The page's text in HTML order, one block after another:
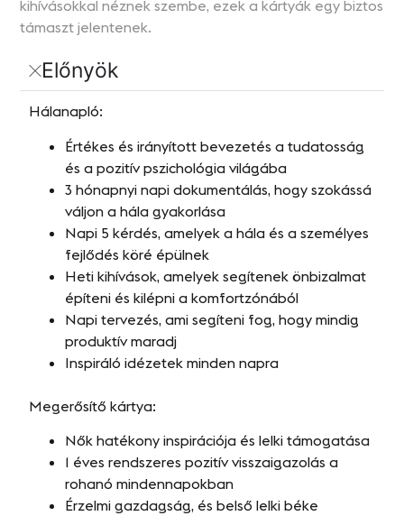
kihívásokkal néznek szembe, ezek a kártyák egy biztos
támaszt jelentenek.
Előnyök
Hálanapló:
Értékes és irányított bevezetés a tudatosság
és a pozitív pszichológia világába
3 hónapnyi napi dokumentálás, hogy szokássá
váljon a hála gyakorlása
Napi 5 kérdés, amelyek a hála és a személyes
fejlődés köré épülnek
Heti kihívások, amelyek segítenek önbizalmat
építeni és kilépni a komfortzónából
Napi tervezés, ami segíteni fog, hogy mindig
produktív maradj
Inspiráló idézetek minden napra
Megerősítő kártya:
Nők hatékony inspirációja és lelki támogatása
1 éves rendszeres pozitív visszaigazolás a
rohanó mindennapokban
Érzelmi gazdagság, és belső lelki béke